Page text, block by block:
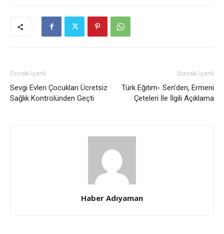
Önceki İçerik
Sevgi Evleri Çocukları Ücretsiz
Sağlık Kontrolünden Geçti
Sonraki İçerik
Türk Eğitim- Sen’den, Ermeni
Çeteleri İle İlgili Açıklama
Haber Adıyaman